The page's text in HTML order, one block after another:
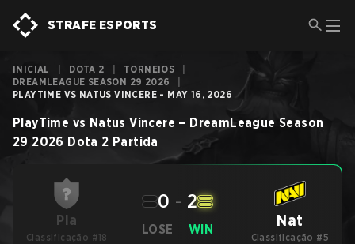
STRAFE ESPORTS
INICIAL DOTA 2 TORNEIOS
DREAMLEAGUE SEASON 29 2026
PLAYTIME VS NATUS VINCERE - MAY 16, 2026
PlayTime vs Natus Vincere – DreamLeague Season
29 2026 Dota 2 Partida
Pla
Classificação #18
LOSE
0 - 2
WIN Nat
Classificação #5